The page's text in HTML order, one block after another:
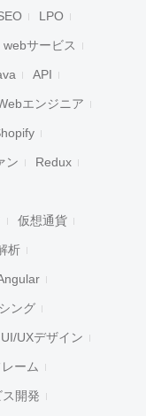
LPO
webサービス
API
エンジニア
ン Redux
仮想通貨
析
ング
UI/UXデザイン
ーム
開発